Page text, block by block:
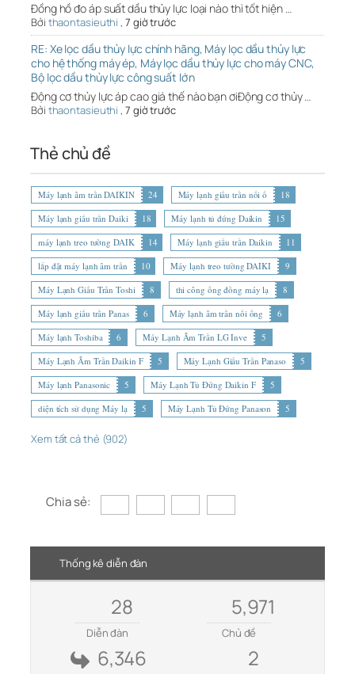
Đồng hồ đo áp suất dầu thủy lực loại nào thì tốt hiện …
Bởi thaontasieuthi , 7 giờ trước
RE: Xe lọc dầu thủy lực chính hãng, Máy lọc dầu thủy lực
cho hệ thống máy ép, Máy lọc dầu thủy lực cho máy CNC,
Bộ lọc dầu thủy lực công suất lớn
Động cơ thủy lực áp cao giá thế nào bạn ơiĐộng cơ thủy …
Bởi thaontasieuthi , 7 giờ trước
Thẻ chủ đề
Máy lạnh âm trần DAIKIN 24 Máy lạnh giấu trần nối ố
18
Máy lạnh giấu trần Daiki
18 Máy lạnh tủ đứng Daikin
15
máy lạnh treo tường DAIK
14 Máy lạnh giấu trần Daikin
11
lắp đặt máy lạnh âm trần
10 Máy lạnh treo tường DAIKI
9
Máy Lạnh Giấu Trần Toshi
8 thi công ống đồng máy lạ
8
Máy lạnh giấu trần Panas
6 Máy lạnh âm trần nối ống
6
Máy lạnh Toshiba
6 Máy Lạnh Âm Trần LG Inve
5
Máy Lạnh Âm Trần Daikin F
5 Máy Lạnh Giấu Trần Panaso
5
Máy lạnh Panasonic
5 Máy Lạnh Tủ Đứng Daikin F
5
diện tích sử dụng Máy lạ
5 Máy Lạnh Tủ Đứng Panason 5
Xem tất cả thẻ (902)
Chia sẻ:
Thống kê diễn đàn
28
Diễn đàn
5,971
Chủ đề
6,346 2